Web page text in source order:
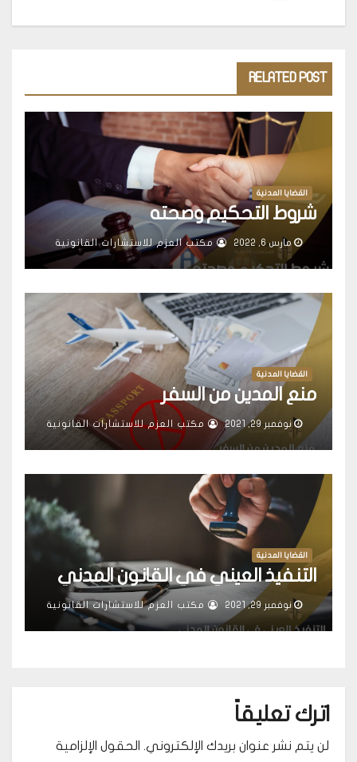
RELATED POST
القضايا المدنية
شروط التحكيم وصحته
مارس 6, 2022 مكتب العزم للاستشارات القانونية
القضايا المدنية
منع المدين من السفر
نوفمبر 29, 2021 مكتب العزم للاستشارات القانونية
القضايا المدنية
التنفيذ العيني في القانون المدني
نوفمبر 29, 2021 مكتب العزم للاستشارات القانونية
اترك تعليقاً
لن يتم نشر عنوان بريدك الإلكتروني. الحقول الإلزامية